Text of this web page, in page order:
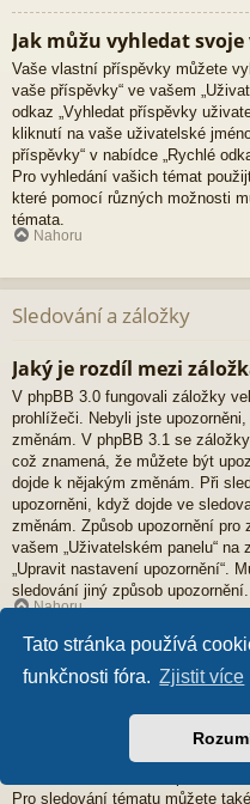
Tato stránka používá
funkčnosti fóra. Zjistit více
Jak můžu vyhledat
Vaše vlastní příspěvky můžete
vaše příspěvky“ ve vašem
odkaz „Vyhledat příspěvky
kliknutí na vaše uživatelské
příspěvky“ v nabídce „Rychlé
Pro vyhledání vašich témat
které pomocí různých možnosti
témata.
Nahoru
Sledování a záložky
Jaký je rozdíl mezi
V phpBB 3.0 fungovali záložky
prohlížeči. Nebyli jste
změnám. V phpBB 3.1 se
což znamená, že můžete být
dojde k nějakým změnám. Při
upozorněni, když dojde ve
změnám. Způsob upozornění
vašem „Uživatelském panelu“ na
„Upravit nastavení upozornění“.
sledování jiný způsob upozornění.
Nahoru
Jak můžu přidat určité
Přidat určité téma do záložek
na příslušný odkaz v nabídce
Pro sledování tématu můžete